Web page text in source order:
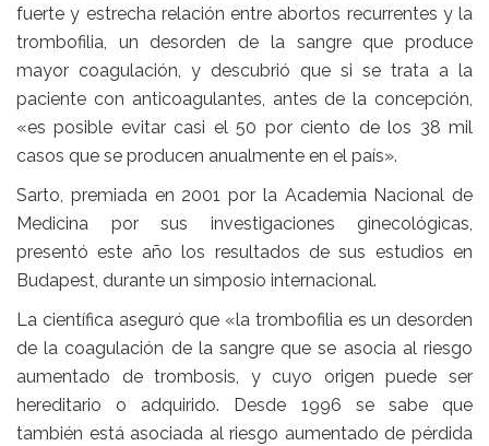
fuerte y estrecha relación entre abortos recurrentes y la
trombofilia, un desorden de la sangre que produce
mayor coagulación, y descubrió que si se trata a la
paciente con anticoagulantes, antes de la concepción,
«es posible evitar casi el 50 por ciento de los 38 mil
casos que se producen anualmente en el país».
Sarto, premiada en 2001 por la Academia Nacional de
Medicina por sus investigaciones ginecológicas,
presentó este año los resultados de sus estudios en
Budapest, durante un simposio internacional.
La científica aseguró que «la trombofilia es un desorden
de la coagulación de la sangre que se asocia al riesgo
aumentado de trombosis, y cuyo origen puede ser
hereditario o adquirido. Desde 1996 se sabe que
también está asociada al riesgo aumentado de pérdida